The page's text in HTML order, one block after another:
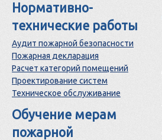
Нормативно-
технические работы
Аудит пожарной безопасности
Пожарная декларация
Расчет категорий помещений
Проектирование систем
Техническое обслуживание
Обучение мерам
пожарной